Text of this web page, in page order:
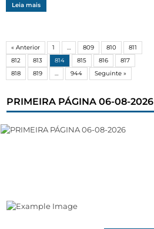
Leia mais
« Anterior 1 … 809 810
811
812
813 814 815 816
817
818
819 … 944 Seguinte »
PRIMEIRA PÁGINA 06-08-2026